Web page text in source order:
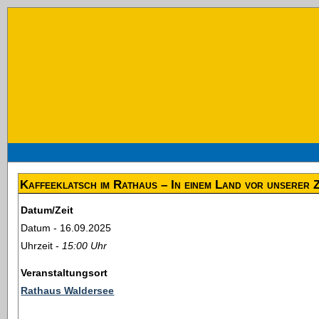
Kaffeeklatsch im Rathaus – In einem Land vor unserer
Datum/Zeit
Datum - 16.09.2025
Uhrzeit - 15:00 Uhr
Veranstaltungsort
Rathaus Waldersee